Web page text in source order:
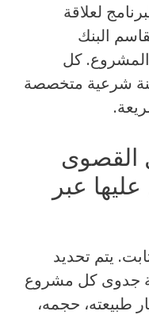
لعلاقة
البنك
كل
شرعية متخصصة
القصوى
عبر
يتم تحديد
جدوى كل مشروع
طبيعته، حجمه،